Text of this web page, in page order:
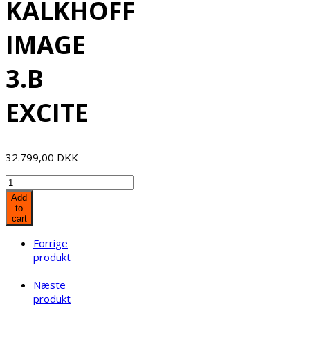
KALKHOFF
IMAGE
3.B
EXCITE
32.799,00 DKK
KALKHOFF
IMAGE
3.B
EXCITE
Add
to
cart
Forrige
produkt
Næste
produkt